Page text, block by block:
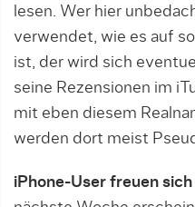
lesen. Wer hier
verwendet, wie es auf
ist, der wird sich
seine Rezensionen im
mit eben diesem
werden dort meist
iPhone-User freuen sich